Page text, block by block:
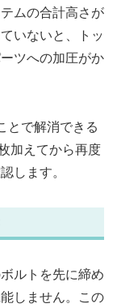
ムの合計高さが
いないと、トッ
ツへの加圧がか
とで解消できる
加えてから再度
します。
ルトを先に締め
しません。この